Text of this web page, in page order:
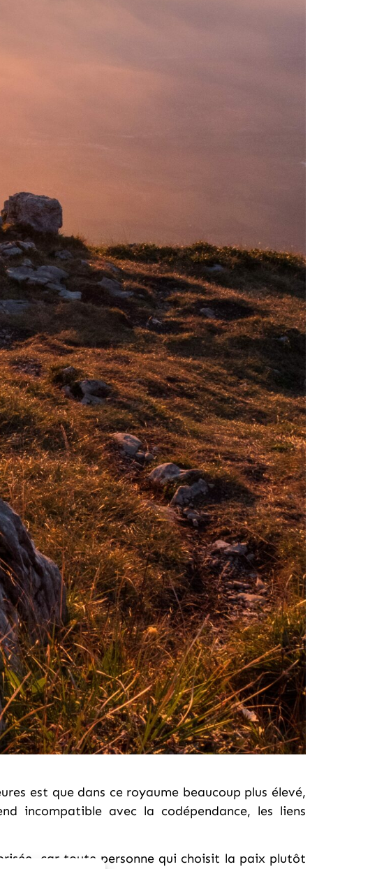
est que dans ce royaume beaucoup plus élevé,
incompatible avec la codépendance, les liens
car toute personne qui choisit la paix plutôt